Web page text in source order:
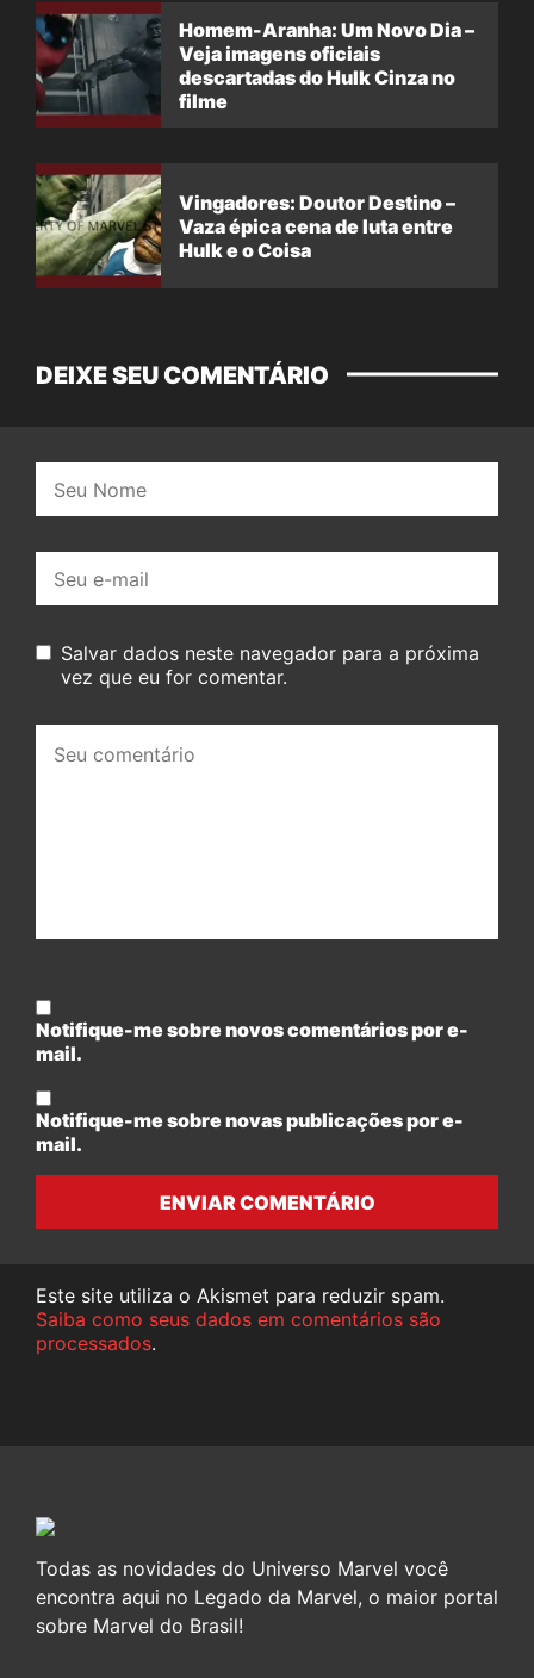
Homem-Aranha: Um Novo Dia –
Veja imagens oficiais
descartadas do Hulk Cinza no
filme
Vingadores: Doutor Destino –
Vaza épica cena de luta entre
Hulk e o Coisa
DEIXE SEU COMENTÁRIO
mail:
Salvar dados neste navegador para a próxima
vez que eu for comentar.
comentário:
Notifique-me sobre novos comentários por e-
mail.
Notifique-me sobre novas publicações por e-
mail.
ENVIAR COMENTÁRIO
Este site utiliza o Akismet para reduzir spam.
Saiba como seus dados em comentários são
processados.
Todas as novidades do Universo Marvel você
encontra aqui no Legado da Marvel, o maior portal
sobre Marvel do Brasil!